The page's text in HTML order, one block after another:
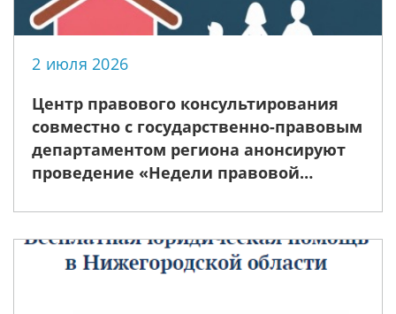
2 июля 2026
Центр правового консультирования
совместно с государственно-правовым
департаментом региона анонсируют
проведение «Недели правовой
семьи, любви и верности